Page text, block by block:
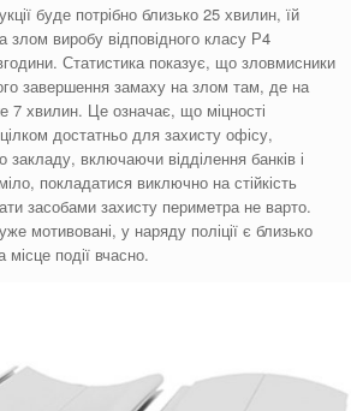
буде потрібно близько 25 хвилин, їй
виробу відповідного класу Р4
Статистика показує, що зловмисники
завершення замаху на злом там, де на
7 хвилин. Це означає, що міцності
достатньо для захисту офісу,
закладу, включаючи відділення банків і
покладатися виключно на стійкість
засобами захисту периметра не варто.
мотивовані, у наряду поліції є близько
події вчасно.